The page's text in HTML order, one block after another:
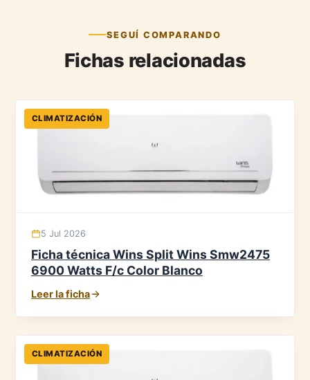
SEGUÍ COMPARANDO
Fichas relacionadas
CLIMATIZACIÓN
5 Jul 2026
Ficha técnica Wins Split Wins Smw2475
6900 Watts F/c Color Blanco
Leer la ficha
CLIMATIZACIÓN